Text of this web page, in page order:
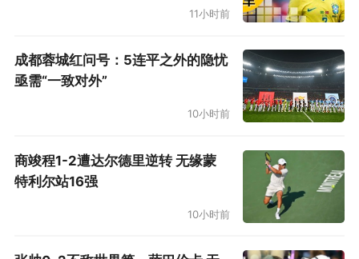
11小时前
成都蓉城红问号：5连平之外的隐忧
亟需“一致对外”
10小时前
商竣程1-2遭达尔德里逆转 无缘蒙
特利尔站16强
10小时前